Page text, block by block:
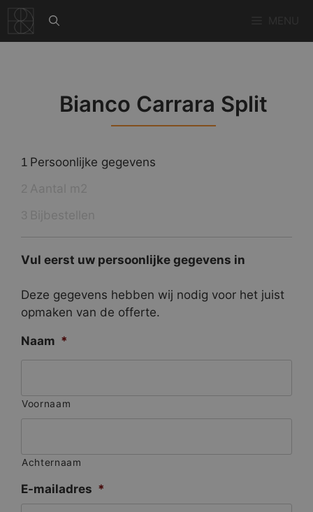
naar
de
Bianco Carrara Split
1 Persoonlijke gegevens
Vul eerst uw persoonlijke gegevens in
Deze gegevens hebben wij nodig voor het juist
opmaken van de offerte.
Naam *
Voornaam
Achternaam
E-mailadres *